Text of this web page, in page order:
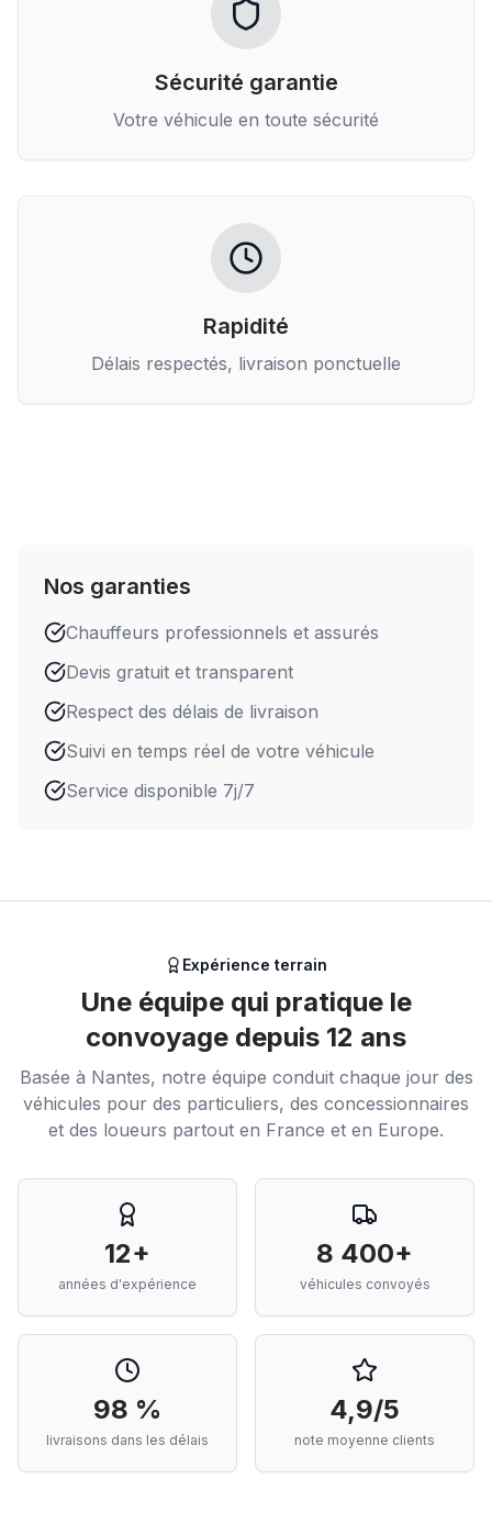
Sécurité garantie
Votre véhicule en toute sécurité
Rapidité
Délais respectés, livraison ponctuelle
Nos garanties
Chauffeurs professionnels et assurés
Devis gratuit et transparent
Respect des délais de livraison
Suivi en temps réel de votre véhicule
Service disponible 7j/7
Expérience terrain
Une équipe qui pratique le
convoyage depuis 12 ans
Basée à Nantes, notre équipe conduit chaque jour des
véhicules pour des particuliers, des concessionnaires
et des loueurs partout en France et en Europe.
12+
années d'expérience
8 400+
véhicules convoyés
98 %
livraisons dans les délais
4,9/5
note moyenne clients